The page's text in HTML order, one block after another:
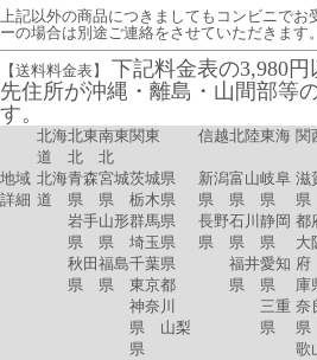
上記以外の商品につきましてもコンビニでお
ーの場合は別途ご連絡をさせていただきます。
【送料料金表】
下記料金表の3,980
先住所が沖縄・離島・山間部等
す。
北海
道
北東
北
南東
北
関東 信越北陸東海 関
地域
詳細
北海
道
青森
県
岩手
県
秋田
県
宮城
県
山形
県
福島
県
茨城県
栃木県
群馬県
埼玉県
千葉県
東京都
神奈川
県 山梨
県
新潟
県
長野
県
富山
県
石川
県
福井
県
岐阜
県
静岡
県
愛知
県
三重
県
滋
大
奈
歌